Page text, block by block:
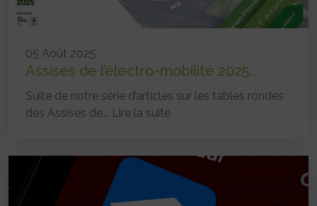
05 Août 2025
Assises de l’électro-mobilité 2025...
Suite de notre série d’articles sur les tables rondes
des Assises de... Lire la suite